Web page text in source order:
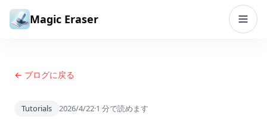
コンテンツへスキップ
Magic Eraser
← ブログに戻る
Tutorials 2026/4/22·1 分で読めます